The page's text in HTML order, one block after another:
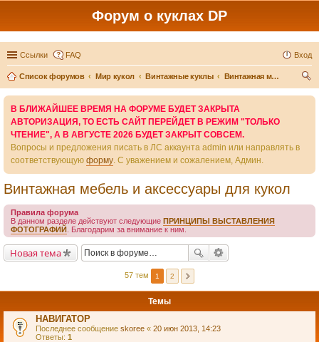
Форум о куклах DP
Ссылки FAQ Вход
Список форумов Мир кукол Винтажные куклы
Винтажная мебель и аксессуары для кукол
В БЛИЖАЙШЕЕ ВРЕМЯ НА ФОРУМЕ БУДЕТ ЗАКРЫТА
АВТОРИЗАЦИЯ, ТО ЕСТЬ САЙТ ПЕРЕЙДЕТ В РЕЖИМ "ТОЛЬКО
ЧТЕНИЕ", А В АВГУСТЕ 2026 БУДЕТ ЗАКРЫТ СОВСЕМ.
Вопросы и предложения писать в ЛС аккаунта admin или направлять в
соответствующую форму. С уважением и сожалением, Админ.
Винтажная мебель и аксессуары для кукол
Правила форума
В данном разделе действуют следующие ПРИНЦИПЫ ВЫСТАВЛЕНИЯ
ФОТОГРАФИЙ . Благодарим за внимание к ним.
Новая тема
57 тем 1 2
Темы
НАВИГАТОР
Последнее сообщение skoree « 20 июн 2013, 14:23
Ответы: 1